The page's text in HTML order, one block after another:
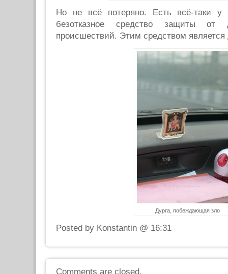
Но не всё потеряно. Есть всё-таки у
безотказное средство защиты от
происшествий. Этим средством является
Дурга, побеждающая зло
Posted by Konstantin @ 16:31
Comments are closed.